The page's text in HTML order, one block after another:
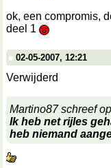
ok, een compromis,
deel 1
02-05-2007, 12:21
Verwijderd
Martino87 schreef op
Ik heb net rijles
heb niemand